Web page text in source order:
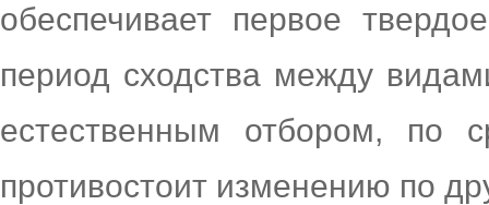
обеспечивает первое
период сходства между
естественным отбором, по
противостоит изменению по